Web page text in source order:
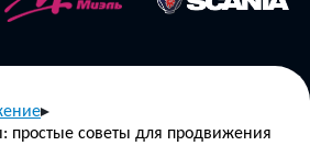
простые советы для продвижения